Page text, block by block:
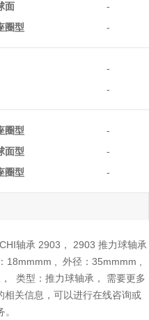
面
-
圈型
-
-
-
圈型
-
面型
-
圈型
-
轴承 2903， 2903 推力球轴承
18mmmm , 外径：35mmmm ,
类型：推力球轴承， 需要更多
相关信息，可以进行在线咨询或